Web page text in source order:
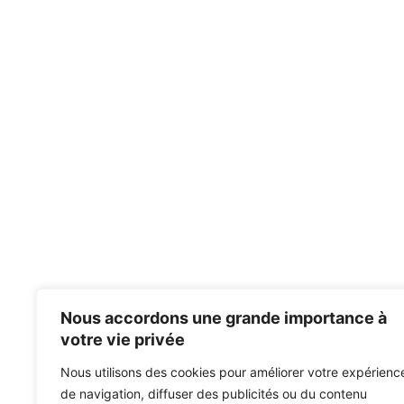
Nous accordons une grande importance à
votre vie privée
Nous utilisons des cookies pour améliorer votre
de navigation, diffuser des publicités ou du contenu